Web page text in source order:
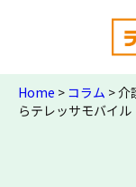
Home > コラム >介
らテレッサモバイル